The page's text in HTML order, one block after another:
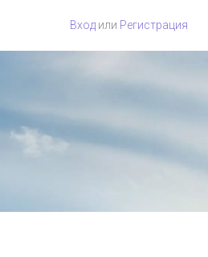
Вход или Регистрация